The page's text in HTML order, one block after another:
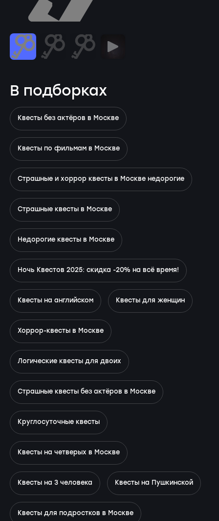
В подборках
Квесты без актёров в Москве
Квесты по фильмам в Москве
Страшные и хоррор квесты в Москве недорогие
Страшные квесты в Москве
Недорогие квесты в Москве
Ночь Квестов 2025: скидка -20% на всё время!
Квесты на английском Квесты для женщин
Хоррор-квесты в Москве
Логические квесты для двоих
Страшные квесты без актёров в Москве
Круглосуточные квесты
Квесты на четверых в Москве
Квесты на 3 человека Квесты на Пушкинской
Квесты для подростков в Москве